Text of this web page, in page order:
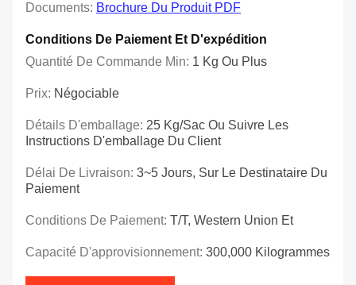
Documents: Brochure Du Produit PDF
Conditions De Paiement Et D'expédition
Quantité De Commande Min: 1 Kg Ou Plus
Prix: Négociable
Détails D'emballage: 25 Kg/sac Ou Suivre Les
Instructions D'emballage Du Client
Délai De Livraison: 3~5 Jours, Sur Le Destinataire Du
Paiement
Conditions De Paiement: T/T, Western Union Et
Capacité D'approvisionnement: 300,000 Kilogrammes